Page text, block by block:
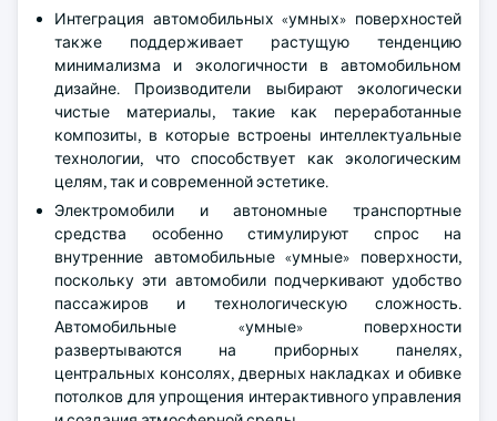
Интеграция автомобильных «умных» поверхностей
также поддерживает растущую тенденцию
минимализма и экологичности в автомобильном
дизайне. Производители выбирают экологически
чистые материалы, такие как переработанные
композиты, в которые встроены интеллектуальные
технологии, что способствует как экологическим
целям, так и современной эстетике.
Электромобили и автономные транспортные
средства особенно стимулируют спрос на
внутренние автомобильные «умные» поверхности,
поскольку эти автомобили подчеркивают удобство
пассажиров и технологическую сложность.
Автомобильные «умные» поверхности
развертываются на приборных панелях,
центральных консолях, дверных накладках и обивке
потолков для упрощения интерактивного управления